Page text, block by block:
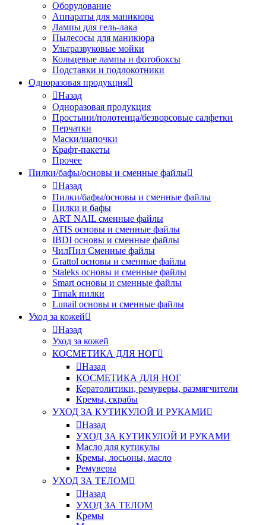
Оборудование
Аппараты для маникюра
Лампы для гель-лака
Пылесосы для маникюра
Ультразвуковые мойки
Кольцевые лампы и фотобоксы
Подставки и подлокотники
Одноразовая продукция
Назад
Одноразовая продукция
Простыни/полотенца/безворсовые салфетки
Перчатки
Маски/шапочки
Крафт-пакеты
Прочее
Пилки/бафы/основы и сменные файлы
Назад
Пилки/бафы/основы и сменные файлы
Пилки и бафы
ART NAIL сменные файлы
ATIS основы и сменные файлы
IBDI основы и сменные файлы
ЧилПил Сменные файлы
Grattol основы и сменные файлы
Staleks основы и сменные файлы
Smart основы и сменные файлы
Tirnak пилки
Lunail основы и сменные файлы
Уход за кожей
Назад
Уход за кожей
КОСМЕТИКА ДЛЯ НОГ
Назад
КОСМЕТИКА ДЛЯ НОГ
Кератолитики, ремуверы, размягчители
Кремы, скрабы
УХОД ЗА КУТИКУЛОЙ И РУКАМИ
Назад
УХОД ЗА КУТИКУЛОЙ И РУКАМИ
Масло для кутикулы
Кремы, лосьоны, масло
Ремуверы
УХОД ЗА ТЕЛОМ
Назад
УХОД ЗА ТЕЛОМ
Кремы